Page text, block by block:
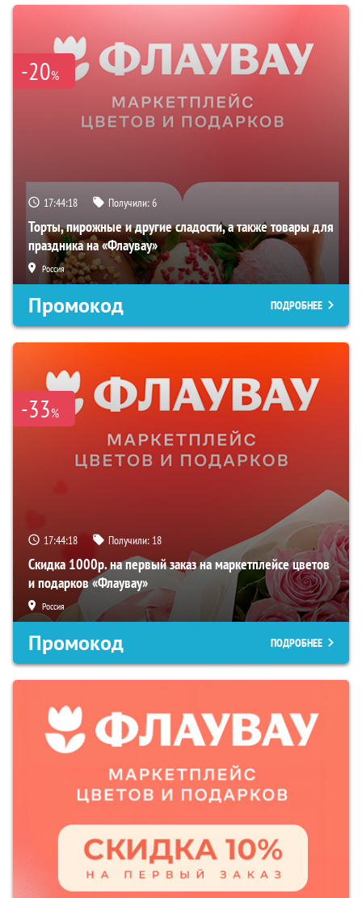
-20%
17:44:16 Получили:6
Торты, пирожные и другие сладости, а также товары для
праздника на «Флаувау»
Россия
Промокод ПОДРОБНЕЕ
-33%
17:44:16 Получили: 18
Скидка 1000р. на первый заказ на маркетплейсе цветов
и подарков «Флаувау»
Россия
Промокод ПОДРОБНЕЕ